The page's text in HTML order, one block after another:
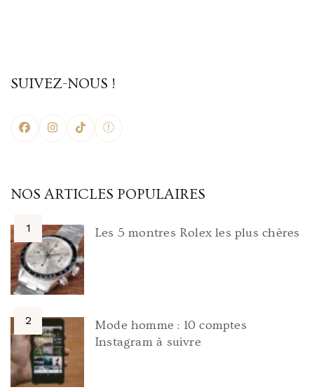
SUIVEZ-NOUS !
NOS ARTICLES POPULAIRES
Les 5 montres Rolex les plus chères
Mode homme : 10 comptes
Instagram à suivre